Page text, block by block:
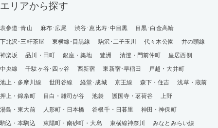
エリアから探す
表参道･青山 麻布･広尾 渋谷･恵比寿･中目黒
目黒･白金高輪
下北沢･三軒茶屋
東横線･目黒線 駒沢･二子玉川 代々木公園
井の頭線
神楽坂
品川・田町 銀座・築地 豊洲 清澄・門前仲町
皇居西側
中央線
千駄ヶ谷･四ッ谷 西新宿 東新宿･早稲田
戸越・大井町
池上・多摩川線
世田谷線 経堂･成城 京王線 森下・住吉
浅草・蔵前
押上・錦糸町
目白・雑司が谷 池袋 護国寺・茗荷谷
上野
湯島・東大前
人形町・日本橋 谷根千・日暮里
神田・神保町
駒込・本駒込
東陽町・南砂町・大島 東横線神奈川 みなとみらい線